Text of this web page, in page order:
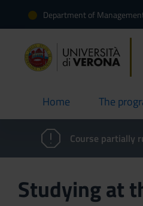
Department of
Home
current The
Course partially
Studying at